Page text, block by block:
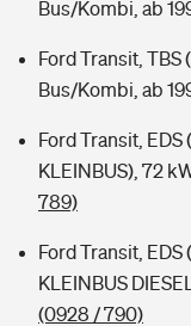
Bus/Kombi, ab
Ford Transit, TBS
Bus/Kombi, ab
Ford Transit, EDS
KLEINBUS), 72
789)
Ford Transit, EDS
KLEINBUS
(0928 / 790)